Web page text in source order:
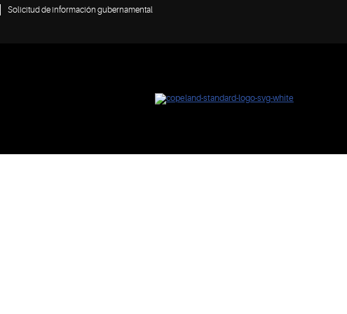
Solicitud de información gubernamental